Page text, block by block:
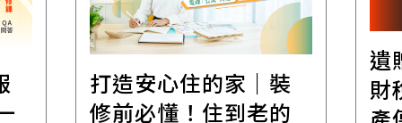
打造安心住的家｜裝
修前必懂！住到老的
遺
財